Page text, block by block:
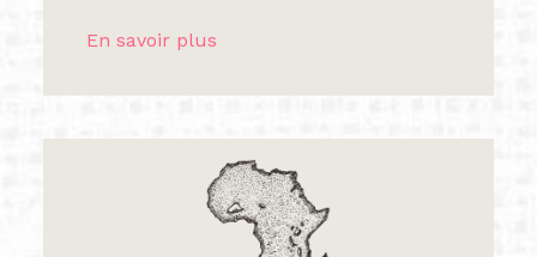
En savoir plus